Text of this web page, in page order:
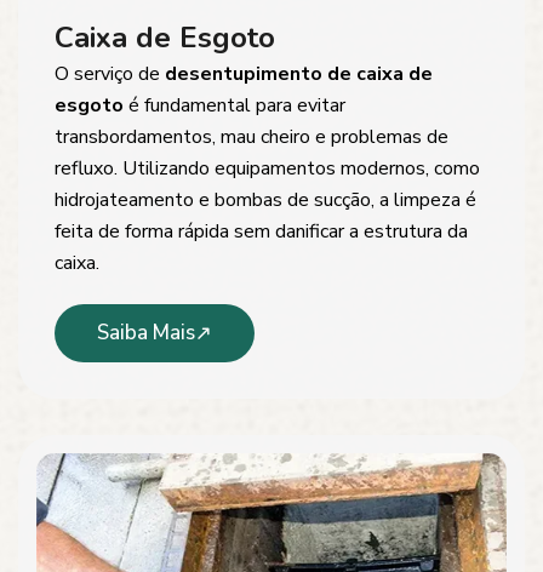
Caixa de Esgoto
O serviço de desentupimento de caixa de
esgoto é fundamental para evitar
transbordamentos, mau cheiro e problemas de
refluxo. Utilizando equipamentos modernos, como
hidrojateamento e bombas de sucção, a limpeza é
feita de forma rápida sem danificar a estrutura da
caixa.
Saiba Mais